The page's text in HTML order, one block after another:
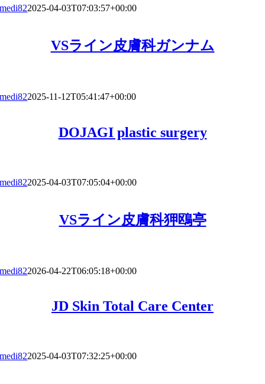
medi822025-04-03T07:03:57+00:00
VSライン皮膚科ガンナム
medi822025-11-12T05:41:47+00:00
DOJAGI plastic surgery
medi822025-04-03T07:05:04+00:00
VSライン皮膚科狎鴎亭
medi822026-04-22T06:05:18+00:00
JD Skin Total Care Center
medi822025-04-03T07:32:25+00:00